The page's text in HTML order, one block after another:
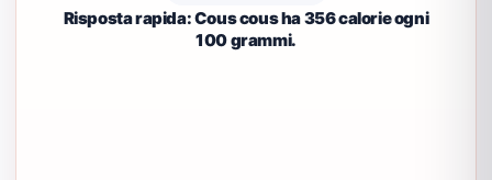
Risposta rapida: Cous cous ha 356 calorie ogni
100 grammi.